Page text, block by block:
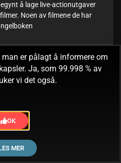
å lage live-actionutgaver
Noen av filmene de har
er pålagt å informere om
Ja, som 99.998 % av
vi det også.
OK
MER